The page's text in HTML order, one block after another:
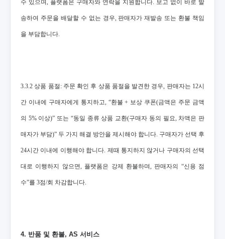
수 있으며, 플랫폼은 구매자와 연락을 지원합니다. 보고 없이 바로 발
송하여 주문을 배달할 수 없는 경우, 판매자가 재발송 또는 환불 책임
을 부담합니다.
3.3.2 상품 품절: 주문 확인 후 상품 품절을 발견한 경우, 판매자는 12시
간 이내에 구매자에게 통지하고, “환불 + 보상 쿠폰(금액은 주문 금액
의 5% 이상)” 또는 “동일 종류 상품 교환(구매자 동의 필요, 차액은 판
매자가 부담)” 두 가지 해결 방안을 제시해야 합니다. 구매자가 선택 후
24시간 이내에 이행해야 합니다. 제때 통지하지 않거나 구매자의 선택
대로 이행하지 않으면, 플랫폼은 강제 환불하며, 판매자의 “신용 점
수”를 3점/회 차감합니다.
4. 반품 및 환불, AS 서비스